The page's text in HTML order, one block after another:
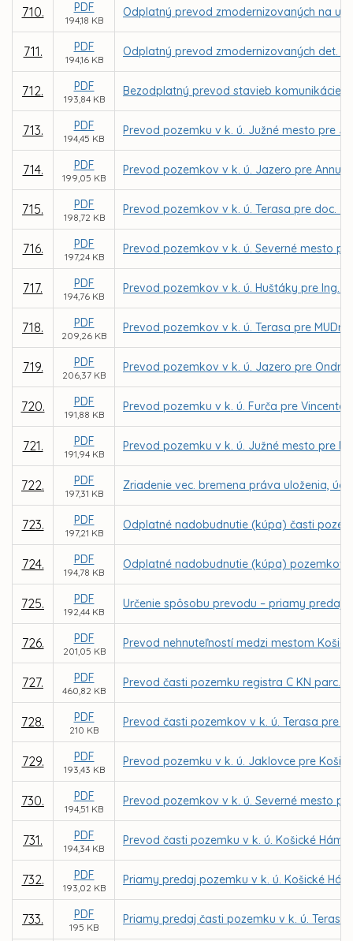
710. PDF
194,18 KB
Odplatný prevod zmodernizovaných na ul.
711. PDF
194,16 KB
Odplatný prevod zmodernizovaných det.
712. PDF
193,84 KB
Bezodplatný prevod stavieb komunikácie,
713. PDF
194,45 KB
Prevod pozemku v k. ú. Južné mesto pre
714. PDF
199,05 KB
Prevod pozemkov v k. ú. Jazero pre Annu
715. PDF
198,72 KB
Prevod pozemkov v k. ú. Terasa pre doc.
716. PDF
197,24 KB
Prevod pozemkov v k. ú. Severné mesto
717. PDF
194,76 KB
Prevod pozemkov v k. ú. Huštáky pre Ing.
718. PDF
209,26 KB
Prevod pozemkov v k. ú. Terasa pre MUDr.
719. PDF
206,37 KB
Prevod pozemkov v k. ú. Jazero pre
720. PDF
191,88 KB
Prevod pozemku v k. ú. Furča pre Vincenta
721. PDF
191,94 KB
Prevod pozemku v k. ú. Južné mesto pre
722. PDF
197,31 KB
Zriadenie vec. bremena práva uloženia,
723. PDF
197,21 KB
Odplatné nadobudnutie (kúpa) časti
724. PDF
194,78 KB
Odplatné nadobudnutie (kúpa) pozemkov
725. PDF
192,44 KB
Určenie spôsobu prevodu – priamy predaj
726. PDF
201,05 KB
Prevod nehnuteľností medzi mestom
727. PDF
460,82 KB
Prevod časti pozemku registra C KN parc.
728. PDF
210 KB
Prevod časti pozemkov v k. ú. Terasa pre
729. PDF
193,43 KB
Prevod pozemku v k. ú. Jaklovce pre
730. PDF
194,51 KB
Prevod pozemkov v k. ú. Severné mesto
731. PDF
194,34 KB
Prevod časti pozemku v k. ú. Košické
732. PDF
193,02 KB
Priamy predaj pozemku v k. ú. Košické
733. PDF
195 KB
Priamy predaj časti pozemku v k. ú. Terasa